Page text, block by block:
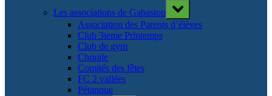
Les associations de Gabaston
Toggle
sub-
menu
Association des Parents d’élèves
Club 3ieme Printemps
Club de gym
Chorale
Comités des fêtes
FC 2 vallées
Pétanque